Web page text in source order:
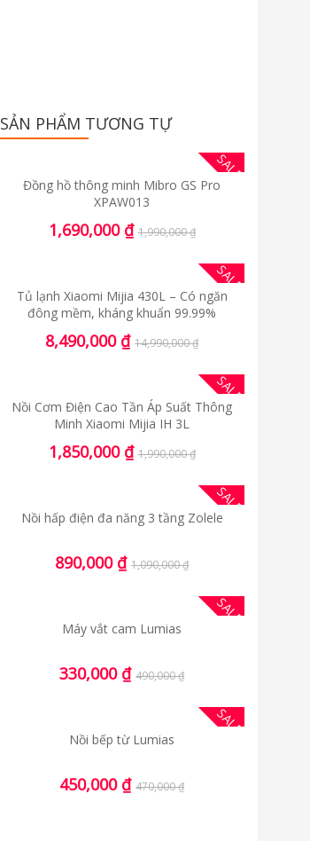
SẢN PHẨM TƯƠNG TỰ
SALE
Đồng hồ thông minh Mibro GS Pro
XPAW013
1,690,000 ₫ 1,990,000₫
SALE
Tủ lạnh Xiaomi Mijia 430L – Có ngăn
đông mềm, kháng khuẩn 99.99%
8,490,000 ₫ 14,990,000₫
SALE
Nồi Cơm Điện Cao Tần Áp Suất Thông
Minh Xiaomi Mijia IH 3L
1,850,000 ₫ 1,990,000₫
SALE
Nồi hấp điện đa năng 3 tầng Zolele
890,000 ₫ 1,090,000₫
SALE
Máy vắt cam Lumias
330,000 ₫ 490,000₫
SALE
Nồi bếp từ Lumias
450,000 ₫ 470,000₫